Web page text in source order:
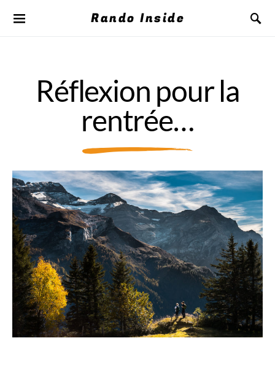
Rando Inside
Réflexion pour la
rentrée…